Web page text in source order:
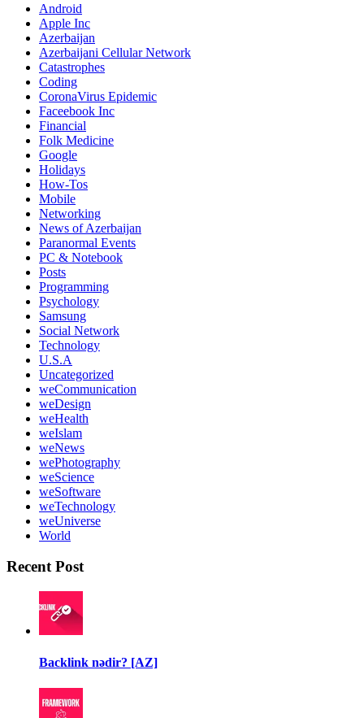
Android
Apple Inc
Azerbaijan
Azerbaijani Cellular Network
Catastrophes
Coding
CoronaVirus Epidemic
Faceebook Inc
Financial
Folk Medicine
Google
Holidays
How-Tos
Mobile
Networking
News of Azerbaijan
Paranormal Events
PC & Notebook
Posts
Programming
Psychology
Samsung
Social Network
Technology
U.S.A
Uncategorized
weCommunication
weDesign
weHealth
weIslam
weNews
wePhotography
weScience
weSoftware
weTechnology
weUniverse
World
Recent Post
Backlink nədir? [AZ]